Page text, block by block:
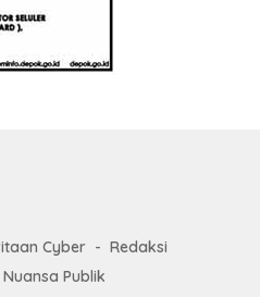
Cyber
Redaksi
Publik